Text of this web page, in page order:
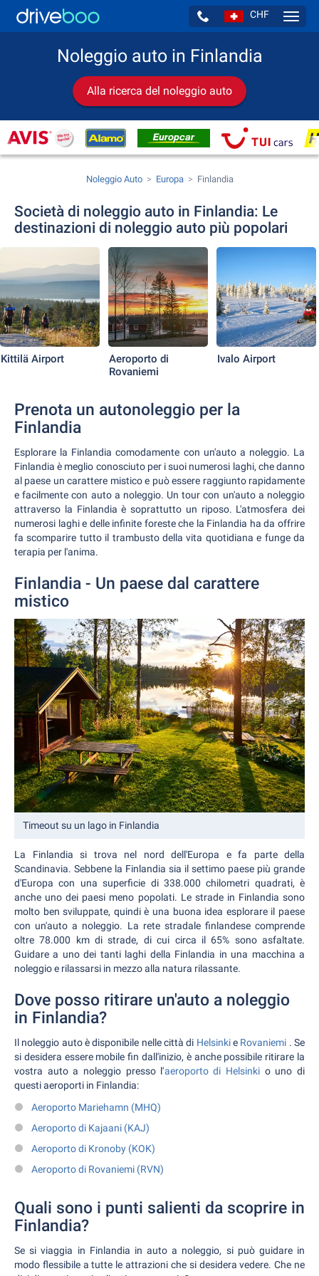
CHF
Noleggio auto in Finlandia
Alla ricerca del noleggio auto
Noleggio Auto Europa Finlandia
Società di noleggio auto in Finlandia: Le
destinazioni di noleggio auto più popolari
Kittilä Airport
Aeroporto di
Rovaniemi
Ivalo Airport
Prenota un autonoleggio per la
Finlandia
Esplorare la Finlandia comodamente con un'auto a noleggio. La
Finlandia è meglio conosciuto per i suoi numerosi laghi, che danno
al paese un carattere mistico e può essere raggiunto rapidamente
e facilmente con auto a noleggio. Un tour con un'auto a noleggio
attraverso la Finlandia è soprattutto un riposo. L'atmosfera dei
numerosi laghi e delle infinite foreste che la Finlandia ha da offrire
fa scomparire tutto il trambusto della vita quotidiana e funge da
terapia per l'anima.
Finlandia - Un paese dal carattere
mistico
Timeout su un lago in Finlandia
La Finlandia si trova nel nord dell'Europa e fa parte della
Scandinavia. Sebbene la Finlandia sia il settimo paese più grande
d'Europa con una superficie di 338.000 chilometri quadrati, è
anche uno dei paesi meno popolati. Le strade in Finlandia sono
molto ben sviluppate, quindi è una buona idea esplorare il paese
con un'auto a noleggio. La rete stradale finlandese comprende
oltre 78.000 km di strade, di cui circa il 65% sono asfaltate.
Guidare a uno dei tanti laghi della Finlandia in una macchina a
noleggio e rilassarsi in mezzo alla natura rilassante.
Dove posso ritirare un'auto a noleggio
in Finlandia?
Il noleggio auto è disponibile nelle città di Helsinkie Rovaniemi . Se
si desidera essere mobile fin dall'inizio, è anche possibile ritirare la
vostra auto a noleggio presso l'aeroporto di Helsinkio uno di
questi aeroporti in Finlandia:
Aeroporto Mariehamn (MHQ)
Aeroporto di Kajaani (KAJ)
Aeroporto di Kronoby (KOK)
Aeroporto di Rovaniemi (RVN)
Quali sono i punti salienti da scoprire in
Finlandia?
Se si viaggia in Finlandia in auto a noleggio, si può guidare in
modo flessibile a tutte le attrazioni che si desidera vedere. Che ne